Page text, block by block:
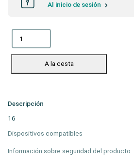
Al inicio de sesión
A la cesta
Descripción
16
Dispositivos compatibles
Información sobre seguridad del producto